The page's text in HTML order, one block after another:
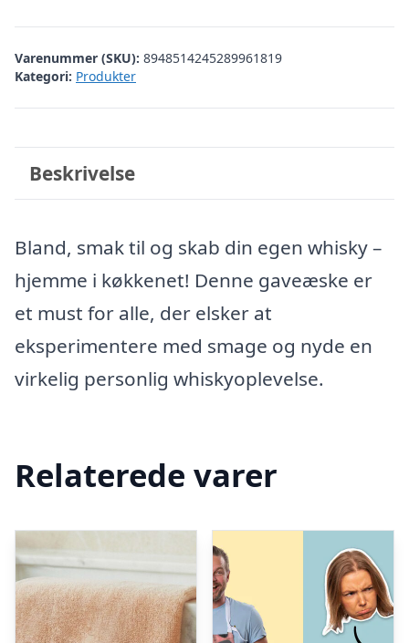
Varenummer (SKU): 8948514245289961819
Kategori: Produkter
Beskrivelse
Bland, smak til og skab din egen whisky –
hjemme i køkkenet! Denne gaveæske er
et must for alle, der elsker at
eksperimentere med smage og nyde en
virkelig personlig whiskyoplevelse.
Relaterede varer